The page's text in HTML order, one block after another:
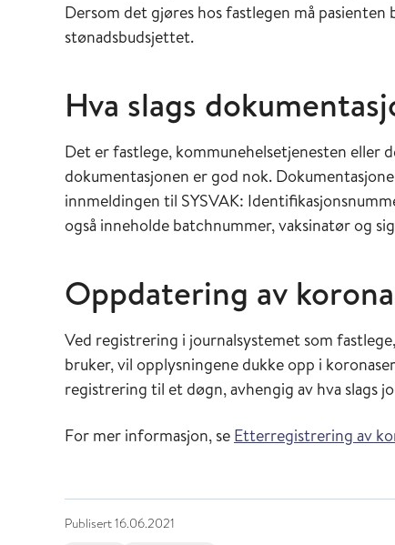
Dersom det gjøres hos fastlegen må
stønadsbudsjettet.
Hva slags
Det er fastlege, kommunehelsetjenesten eller
dokumentasjonen er god nok.
innmeldingen til SYSVAK:
også inneholde batchnummer, vaksinatør og
Oppdatering av
Ved registrering i journalsystemet som
bruker, vil opplysningene dukke opp i
registrering til et døgn, avhengig av hva slags
For mer informasjon, se Etterregistrering av
Publisert16.06.2021